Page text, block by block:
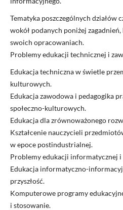
Tematyka poszczególnych działów
wokół podanych poniżej
swoich opracowaniach.
Problemy edukacji technicznej i
Edukacja techniczna w świetle
kulturowych.
Edukacja zawodowa i pedagogika
społeczno-kulturowych.
Edukacja dla zrównoważonego
Kształcenie nauczycieli
w epoce postindustrialnej.
Problemy edukacji informatycznej
Edukacja informatyczno-
przyszłość.
Komputerowe programy
i stosowanie.